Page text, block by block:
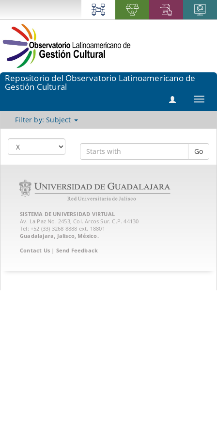
Repositorio del Observatorio Latinoamericano de
Gestión Cultural
Filter by: Subject
Go
SISTEMA DE UNIVERSIDAD VIRTUAL
Av. La Paz No. 2453, Col. Arcos Sur. C.P. 44130
Tel: +52 (33) 3268 8888‏ ext. 18801
Guadalajara, Jalisco, México.
Contact Us | Send Feedback